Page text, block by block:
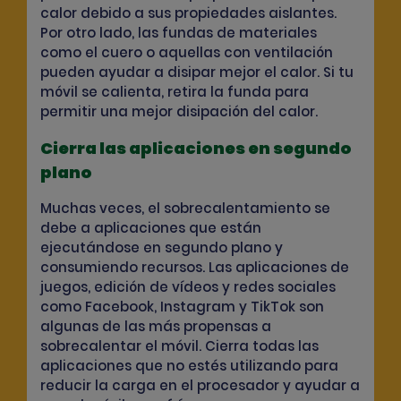
calor debido a sus propiedades aislantes.
Por otro lado, las fundas de materiales
como el cuero o aquellas con ventilación
pueden ayudar a disipar mejor el calor. Si tu
móvil se calienta, retira la funda para
permitir una mejor disipación del calor.
Cierra las aplicaciones en segundo
plano
Muchas veces, el sobrecalentamiento se
debe a aplicaciones que están
ejecutándose en segundo plano y
consumiendo recursos. Las aplicaciones de
juegos, edición de vídeos y redes sociales
como Facebook, Instagram y TikTok son
algunas de las más propensas a
sobrecalentar el móvil. Cierra todas las
aplicaciones que no estés utilizando para
reducir la carga en el procesador y ayudar a